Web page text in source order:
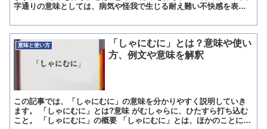
字通りの意味としては、病気や怪我で生じる耐え難い不快感を表現
意味と使い方
「しゃにむに」とは？意味や使い
方、例文や意味を解釈
この記事では、「しゃにむに」の意味を分かりやすく説明していき
ます。 「しゃにむに」とは?意味 がむしゃらに、ひたすら打ち込む
こと。 「しゃにむに」の概要 「しゃにむに」とは、ほかのことに脇